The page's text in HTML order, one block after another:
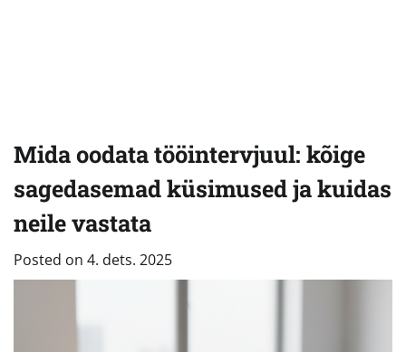
Mida oodata tööintervjuul: kõige
sagedasemad küsimused ja kuidas
neile vastata
Posted on 4. dets. 2025